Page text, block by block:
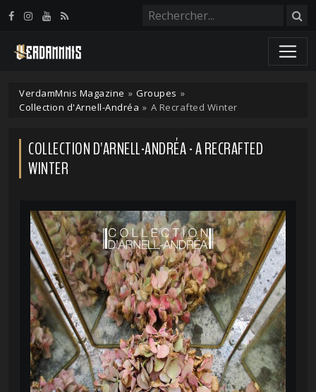
VerdamMnis Magazine » Groupes »
Collection d'Arnell-Andréa » A Recrafted Winter
COLLECTION D'ARNELL-ANDRÉA - A RECRAFTED
WINTER
Panneau de gestion des cookies